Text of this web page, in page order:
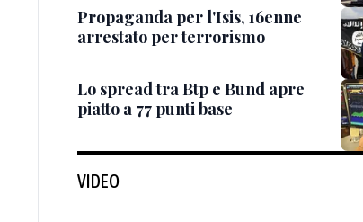
Propaganda per l'Isis, 16enne
arrestato per terrorismo
Lo spread tra Btp e Bund apre
piatto a 77 punti base
VIDEO